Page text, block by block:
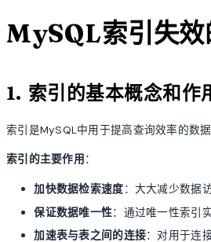
MySQL索引失效
1. 索引的基本概念和作
索引是MySQL中用于提高查询效率的数
索引的主要作用 ：
加快数据检索速度：大大减少数据
保证数据唯一性：通过唯一性索引
加速表与表之间的连接：对用于连